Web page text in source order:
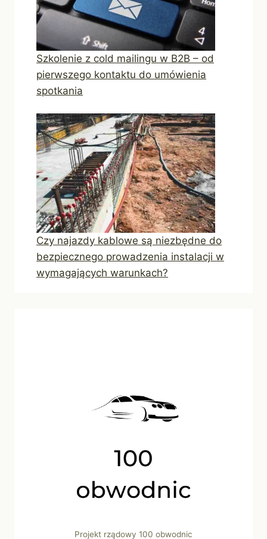
Szkolenie z cold mailingu w B2B – od
pierwszego kontaktu do umówienia
spotkania
Czy najazdy kablowe są niezbędne do
bezpiecznego prowadzenia instalacji w
wymagających warunkach?
Projekt rządowy 100 obwodnic